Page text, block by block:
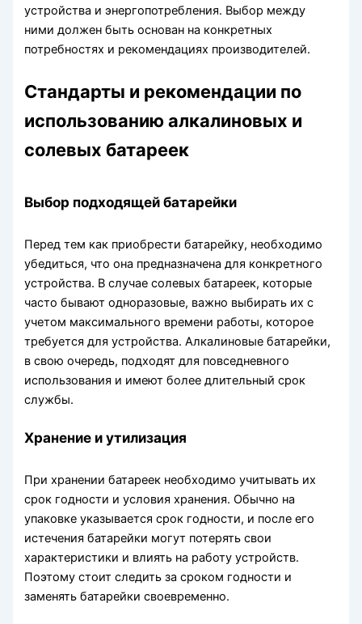
устройства и энергопотребления. Выбор между
ними должен быть основан на конкретных
потребностях и рекомендациях производителей.
Стандарты и рекомендации по
использованию алкалиновых и
солевых батареек
Выбор подходящей батарейки
Перед тем как приобрести батарейку, необходимо
убедиться, что она предназначена для конкретного
устройства. В случае солевых батареек, которые
часто бывают одноразовые, важно выбирать их с
учетом максимального времени работы, которое
требуется для устройства. Алкалиновые батарейки,
в свою очередь, подходят для повседневного
использования и имеют более длительный срок
службы.
Хранение и утилизация
При хранении батареек необходимо учитывать их
срок годности и условия хранения. Обычно на
упаковке указывается срок годности, и после его
истечения батарейки могут потерять свои
характеристики и влиять на работу устройств.
Поэтому стоит следить за сроком годности и
заменять батарейки своевременно.